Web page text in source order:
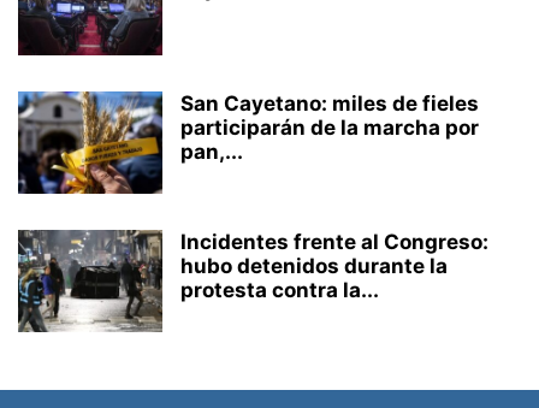
San Cayetano: miles de fieles
participarán de la marcha por
pan,...
Incidentes frente al Congreso:
hubo detenidos durante la
protesta contra la...